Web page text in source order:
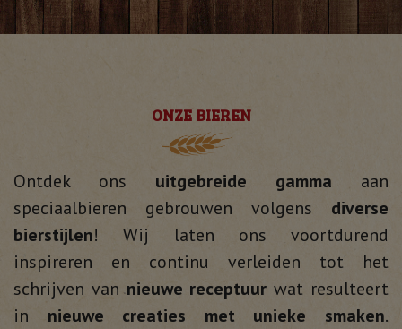
ONZE BIEREN
Ontdek ons uitgebreide gamma aan
speciaalbieren gebrouwen volgens diverse
bierstijlen! Wij laten ons voortdurend
inspireren en continu verleiden tot het
schrijven vannieuwe receptuur wat resulteert
in nieuwe creaties met unieke smaken.